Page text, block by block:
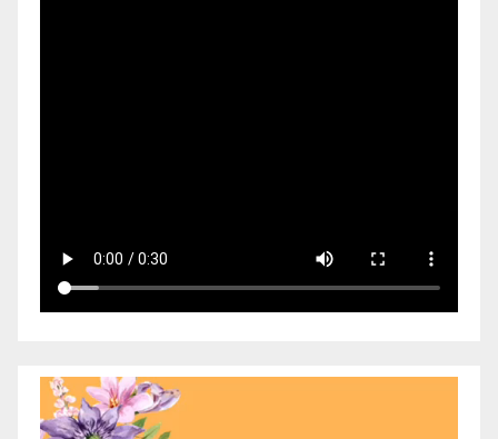
Video
Player